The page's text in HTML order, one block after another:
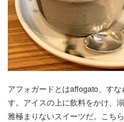
アフォガードとはaffogato、す
す。アイスの上に飲料をかけ、
雅極まりないスイーツだ。こち